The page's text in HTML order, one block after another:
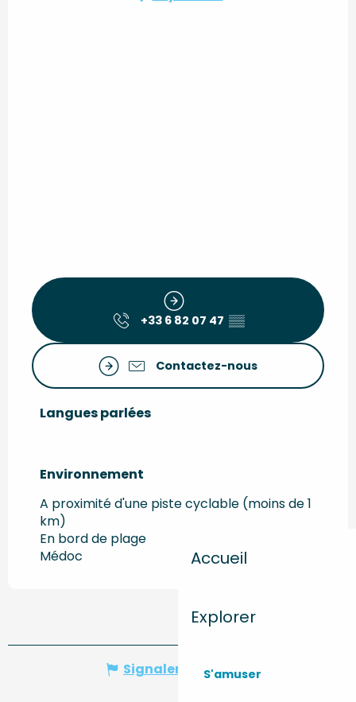
Accueil
Explorer
S'amuser
+33 6 82 07 47 ▒▒
Contactez-nous
Langues parlées
Langues parlées
Environnement
Environnement
A proximité d'une piste cyclable (moins de 1
km)
En bord de plage
Médoc
Signaler une erreur